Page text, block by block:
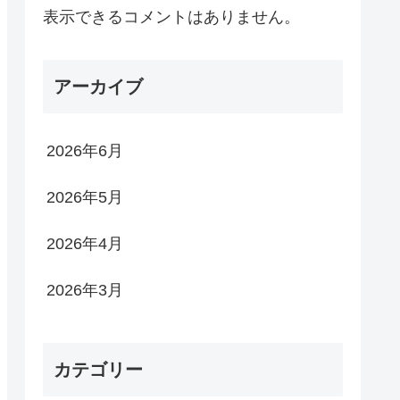
表示できるコメントはありません。
アーカイブ
2026年6月
2026年5月
2026年4月
2026年3月
カテゴリー